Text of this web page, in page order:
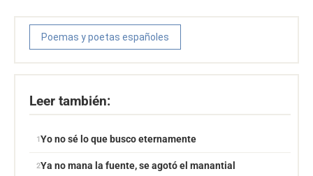
Poemas y poetas españoles
Leer también:
Yo no sé lo que busco eternamente
Ya no mana la fuente, se agotó el manantial